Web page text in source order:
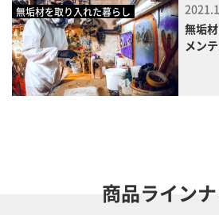
無垢材を取り入れた暮らし
無垢
メン
商品ライン